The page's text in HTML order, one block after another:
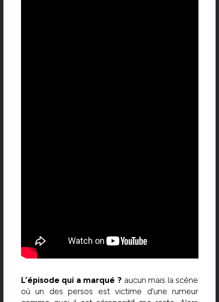
L’épisode qui a marqué ? aucun mais la scène
où un des persos est victime d’une rumeur